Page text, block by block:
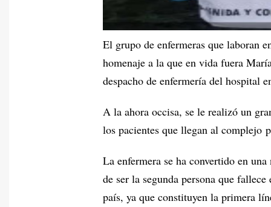
El grupo de enfermeras que laboran
homenaje a la que en vida fuera
despacho de enfermería del hospital
A la ahora occisa, se le realizó un
los pacientes que llegan al complejo
La enfermera se ha convertido en
de ser la segunda persona que
país, ya que constituyen la primera